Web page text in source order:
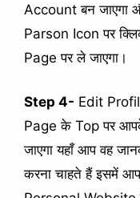
Account बन जाएगा
Parson Icon पर
Page पर ले जाएगा।
Step 4- Edit
Page के Top पर
जाएगा यहाँ आप वह
करना चाहते हैं इसमें